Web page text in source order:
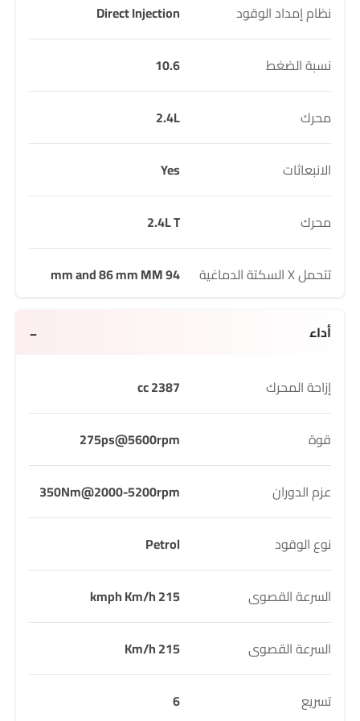
نظام إمداد الوقود Direct Injection
نسبة الضغط 10.6
محرك 2.4L
الانبعاثات Yes
محرك 2.4L T
تتحمل X السكتة الدماغية 94 mm and 86 mm MM
أداء
إزاحة المحرك 2387 cc
قوة 275ps@5600rpm
عزم الدوران 350Nm@2000-5200rpm
نوع الوقود Petrol
السرعة القصوى 215 kmph Km/h
السرعة القصوى 215 Km/h
تسريع 6